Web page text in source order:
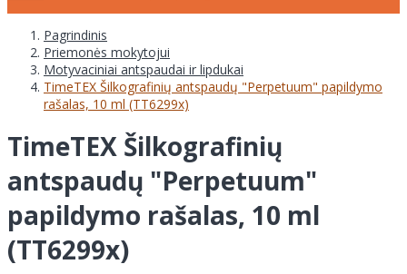
Pagrindinis
Priemonės mokytojui
Motyvaciniai antspaudai ir lipdukai
TimeTEX Šilkografinių antspaudų "Perpetuum" papildymo
rašalas, 10 ml (TT6299x)
TimeTEX Šilkografinių
antspaudų "Perpetuum"
papildymo rašalas, 10 ml
(TT6299x)